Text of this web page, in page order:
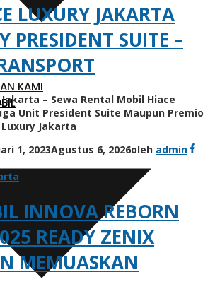
KAMI
LUXURY JAKARTA
PRESIDENT SUITE –
– Sewa Rental Mobil Hiace
Unit President Suite Maupun Premio
Jakarta
1, 2023Agustus 6, 2026oleh admin
INNOVA REBORN
READY ZENIX
MEMUASKAN